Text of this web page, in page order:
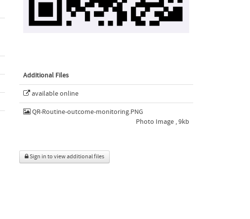
Additional Files
available online
QR-Routine-outcome-monitoring.PNG
Photo Image , 9kb
Sign in to view additional files